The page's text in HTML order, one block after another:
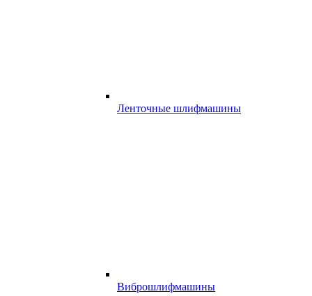
Ленточные шлифмашины
Виброшлифмашины